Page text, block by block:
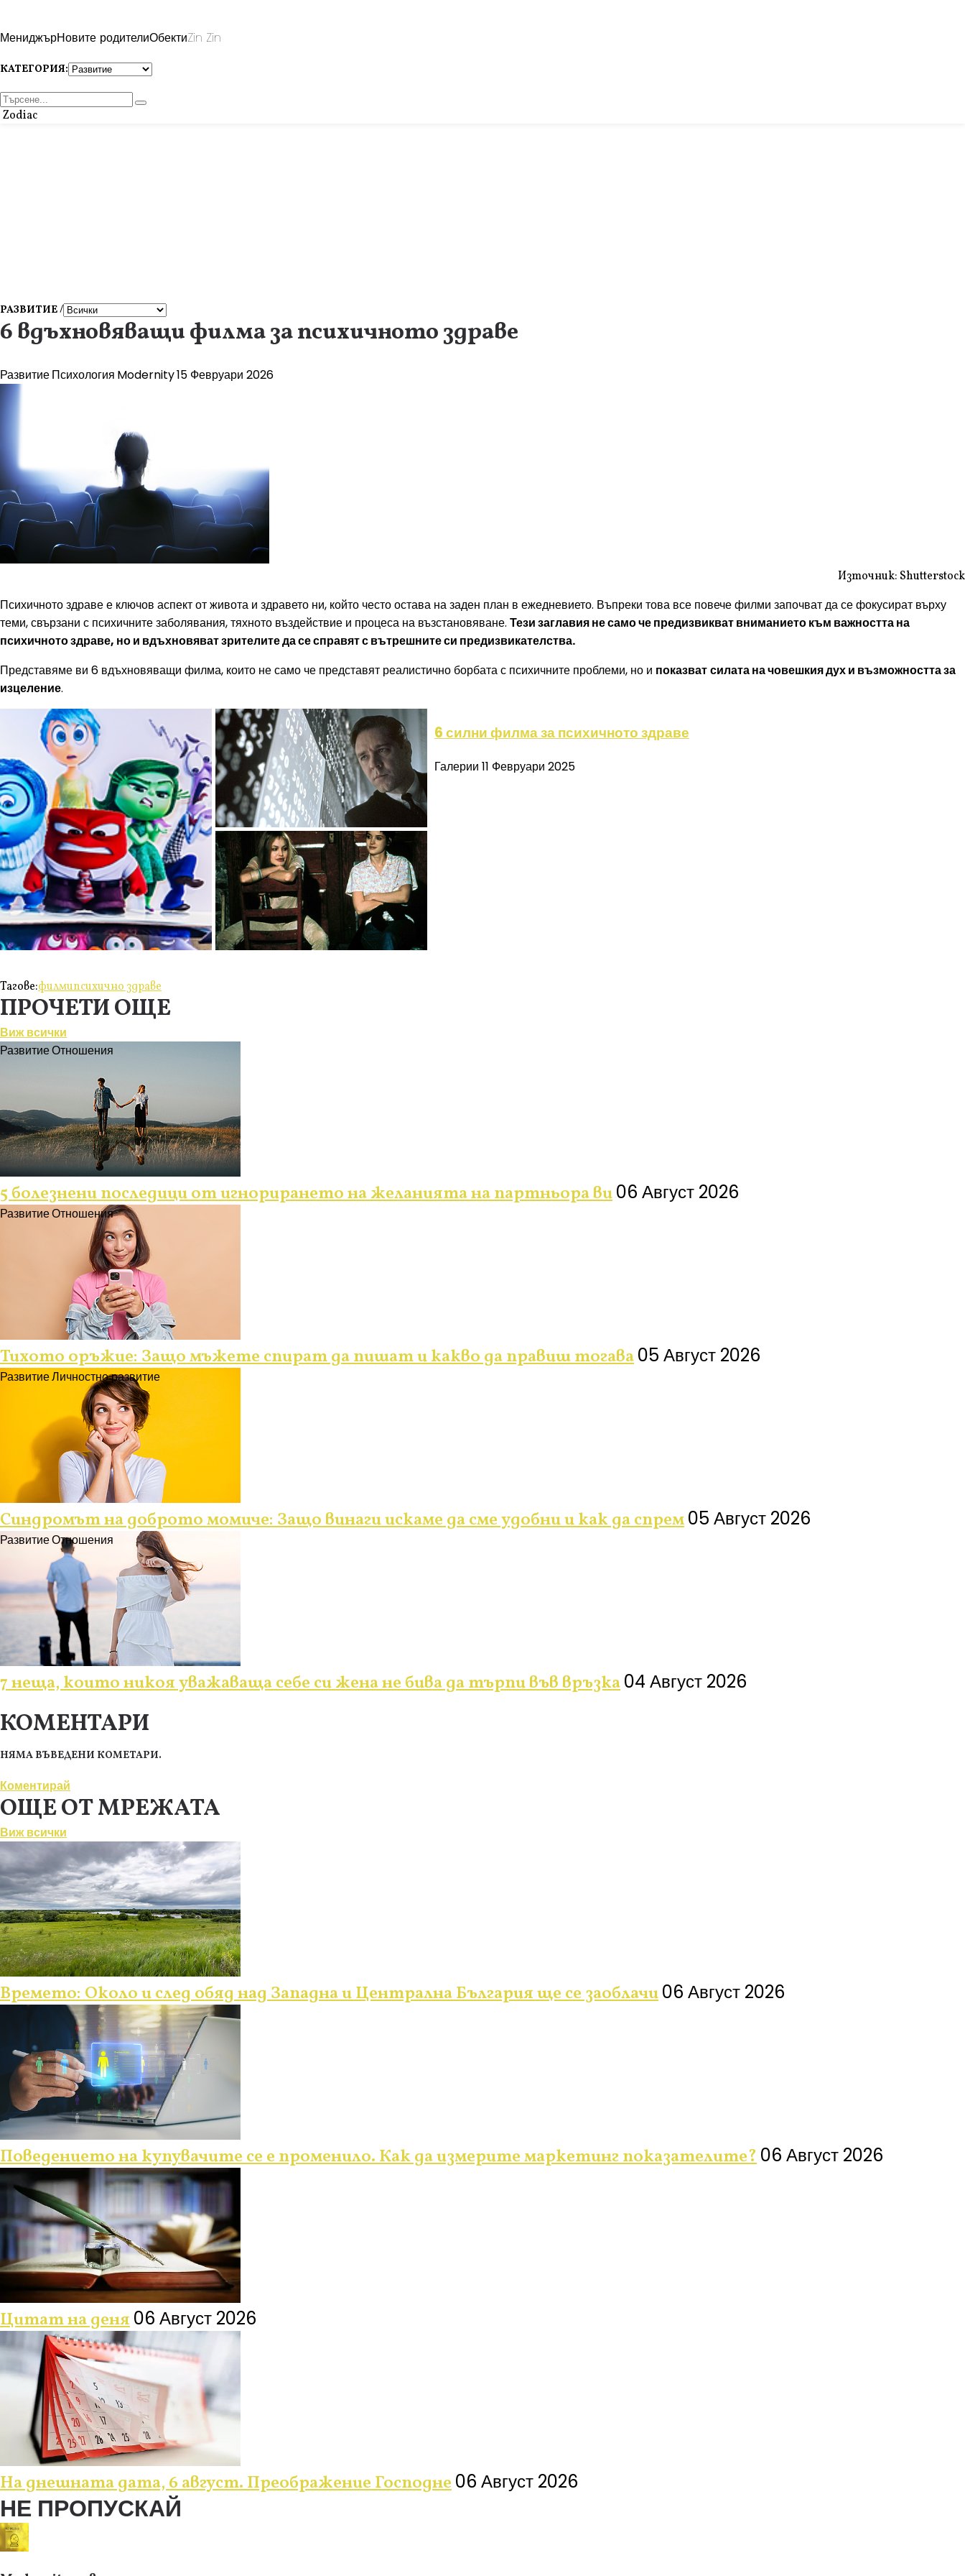
МениджърНовите родителиОбектиZin Zin
КАТЕГОРИЯ:
Zodiac
РАЗВИТИЕ /
6 вдъхновяващи филма за психичното здраве
РазвитиеПсихология Modernity15 Февруари 2026
Източник: Shutterstock
Психичното здраве е ключов аспект от живота и здравето ни, който често остава на заден план в ежедневието. Въпреки това все повече филми започват да се фокусират върху
теми, свързани с психичните заболявания, тяхното въздействие и процеса на възстановяване. Тези заглавия не само че предизвикват вниманието към важността на
психичното здраве, но и вдъхновяват зрителите да се справят с вътрешните си предизвикателства.
Представяме ви 6 вдъхновяващи филма, които не само че представят реалистично борбата с психичните проблеми, но и показватсилата на човешкия дух и възможността за
изцеление.
6 силни филма за психичното здраве
Галерии 11 Февруари 2025
Тагове:филмипсихично здраве
ПРОЧЕТИ ОЩЕ
Виж всички
РазвитиеОтношения
5 болезнени последици от игнорирането на желанията на партньора ви06 Август 2026
РазвитиеОтношения
Тихото оръжие: Защо мъжете спират да пишат и какво да правиш тогава05 Август 2026
РазвитиеЛичностно развитие
Синдромът на доброто момиче: Защо винаги искаме да сме удобни и как да спрем05 Август 2026
РазвитиеОтношения
7 неща, които никоя уважаваща себе си жена не бива да търпи във връзка04 Август 2026
КОМЕНТАРИ
НЯМА ВЪВЕДЕНИ КОМЕТАРИ.
Коментирай
ОЩЕ ОТ МРЕЖАТА
Виж всички
Времето: Около и след обяд над Западна и Централна България ще се заоблачи06 Август 2026
Поведението на купувачите се е променило. Как да измерите маркетинг показателите?06 Август 2026
Цитат на деня06 Август 2026
На днешната дата, 6 август. Преображение Господне06 Август 2026
НЕ ПРОПУСКАЙ